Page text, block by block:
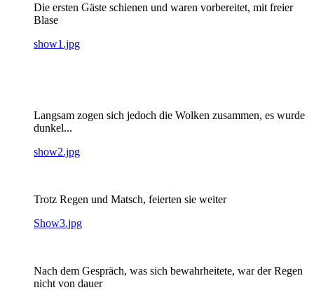
Die ersten Gäste schienen und waren vorbereitet, mit freier
Blase
show1.jpg
Langsam zogen sich jedoch die Wolken zusammen, es wurde
dunkel...
show2.jpg
Trotz Regen und Matsch, feierten sie weiter
Show3.jpg
Nach dem Gespräch, was sich bewahrheitete, war der Regen
nicht von dauer